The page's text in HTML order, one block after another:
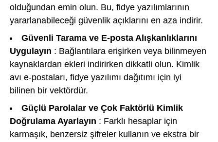
olduğundan emin olun. Bu, fidye yazılımlarının
yararlanabileceği güvenlik açıklarını en aza indirir.
Güvenli Tarama ve E-posta Alışkanlıklarını
Uygulayın : Bağlantılara erişirken veya bilinmeyen
kaynaklardan ekleri indirirken dikkatli olun. Kimlik
avı e-postaları, fidye yazılımı dağıtımı için iyi
bilinen bir vektördür.
Güçlü Parolalar ve Çok Faktörlü Kimlik
Doğrulama Ayarlayın : Farklı hesaplar için
karmaşık, benzersiz şifreler kullanın ve ekstra bir